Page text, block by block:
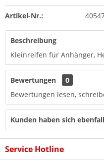
Artikel-Nr.:
Beschreibung
Kleinreifen für Anhänger,
Bewertungen
0
Bewertungen lesen,
Kunden haben sich
Service Hotline